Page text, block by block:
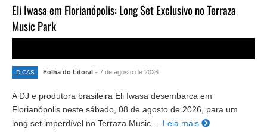
Eli Iwasa em Florianópolis: Long Set Exclusivo no Terraza
Music Park
DICAS Folha do Litoral - 7 de agosto de 2026
A DJ e produtora brasileira Eli Iwasa desembarca em
Florianópolis neste sábado, 08 de agosto de 2026, para um
long set imperdível no Terraza Music ... Leia mais